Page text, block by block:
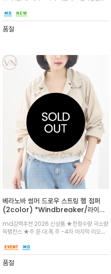
셔링 드레이프가 입체적으로 세련미를
전해줍니다
민트 그레이가 더해져 시원한 컬러로 도회적인
그레이가 섞이면서, 웜톤과 쿨톤의 경계에 있는
오묘하고 세련된 분위기를 연출
품절
베라노바 썸머 드로우 스트링 햄 점퍼
(2color) *Windbreaker/라이트
나일론 소재에 스판 혼방으로 얇고 부드
러워 한여름 자외선에도 장마철에도 입
기 좋고 오히려 비침없이 제작되어 세련
된 아이템
md강력추천 2026 신상품 ★한정수량 극소량
득템찬스 ★주.문.대.폭.주 -4차 마지막 리오더
양옆 드로우스트링을 더해 실루엣 조절이 가능/
장마 여행 일상 모두가 가능한 컨디션
품절